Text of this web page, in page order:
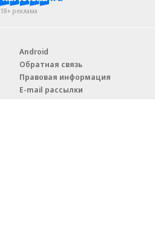
18+ реклама
Android
Обратная связь
Правовая информация
E-mail рассылки